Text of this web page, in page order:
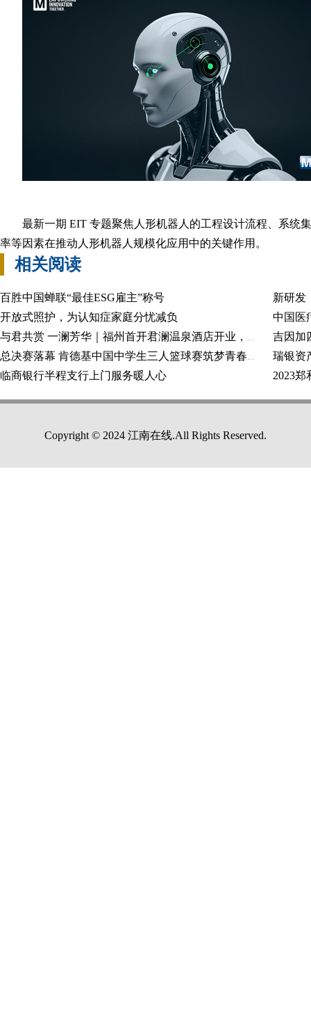
最新一期 EIT 专题聚焦人形机器人的工程设计流程、系统
率等因素在推动人形机器人规模化应用中的关键作用。
相关阅读
百胜中国蝉联“最佳ESG雇主”称号
新研发
开放式照护，为认知症家庭分忧减负
中国医
瑞银资
临商银行半程支行上门服务暖人心
2023
Copyright © 2024 江南在线.All Rights Reserved.